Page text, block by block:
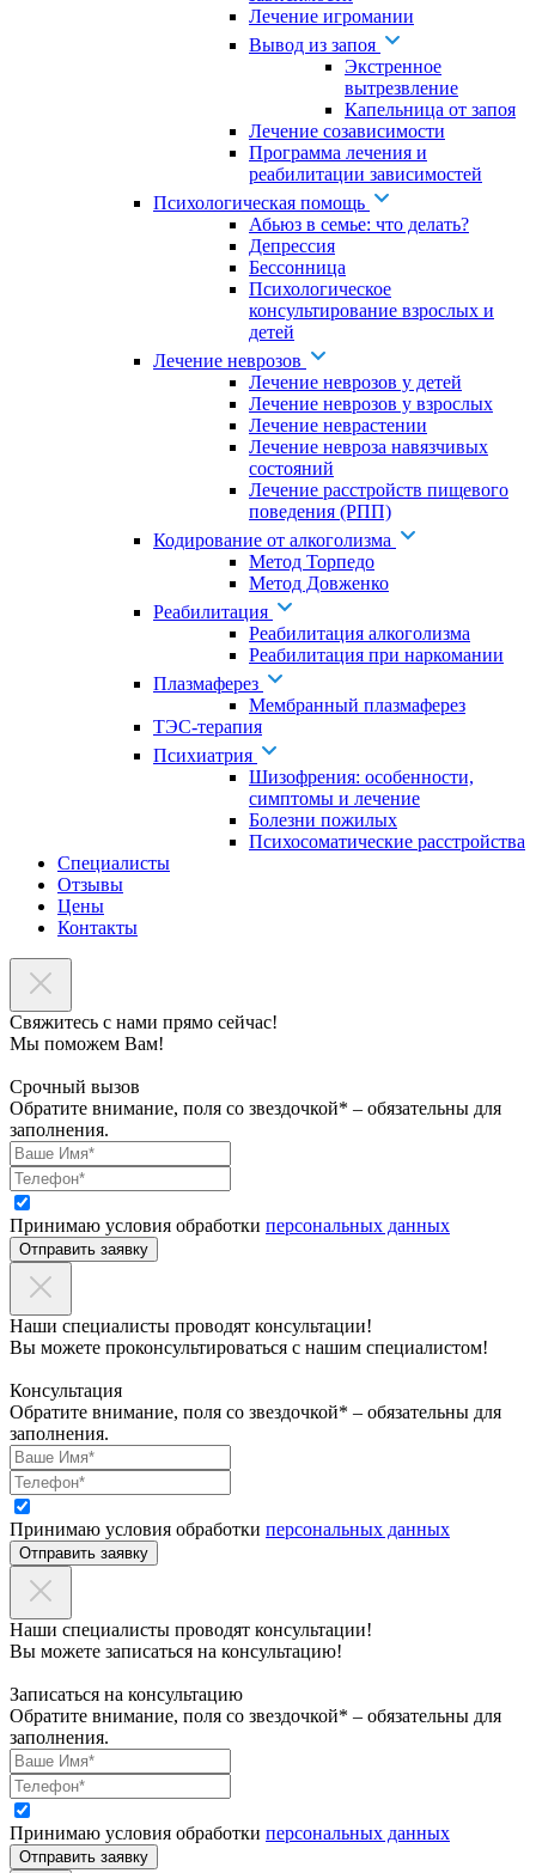
Лечение игромании
Вывод из запоя
Экстренное
вытрезвление
Капельница от запоя
Лечение созависимости
Программа лечения и
реабилитации зависимостей
Психологическая помощь
Абьюз в семье: что делать?
Депрессия
Бессонница
Психологическое
консультирование взрослых и
детей
Лечение неврозов
Лечение неврозов у детей
Лечение неврозов у взрослых
Лечение неврастении
Лечение невроза навязчивых
состояний
Лечение расстройств пищевого
поведения (РПП)
Кодирование от алкоголизма
Метод Торпедо
Метод Довженко
Реабилитация
Реабилитация алкоголизма
Реабилитация при наркомании
Плазмаферез
Мембранный плазмаферез
ТЭС-терапия
Психиатрия
Шизофрения: особенности,
симптомы и лечение
Болезни пожилых
Психосоматические расстройства
Специалисты
Отзывы
Цены
Контакты
Свяжитесь с нами прямо сейчас!
Мы поможем Вам!
Срочный вызов
Обратите внимание, поля со звездочкой* – обязательны для
заполнения.
Принимаю условия обработки персональных данных
Отправить заявку
Наши специалисты проводят консультации!
Вы можете проконсультироваться с нашим специалистом!
Консультация
Обратите внимание, поля со звездочкой* – обязательны для
заполнения.
Принимаю условия обработки персональных данных
Отправить заявку
Наши специалисты проводят консультации!
Вы можете записаться на консультацию!
Записаться на консультацию
Обратите внимание, поля со звездочкой* – обязательны для
заполнения.
Принимаю условия обработки персональных данных
Отправить заявку